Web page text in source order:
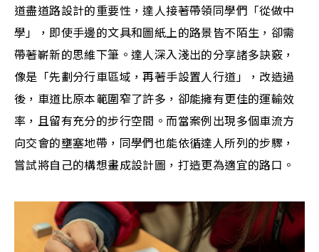
道盡道路設計的重要性，達人接著帶領同學們「從做中
學」，即使手邊的文具和圖紙上的路景皆不陌生，卻需
帶著嶄新的思維下筆。達人深入淺出的分享諸多訣竅，
像是「先劃分行車區域，再著手設置人行道」，改造過
後，車道比原本範圍窄了許多，卻能擁有更佳的運輸效
率，且留有充分的步行空間。而當案例出現多個車流方
向交會的壅塞地帶，同學們也能依循達人所列的步驟，
嘗試將自己的構想畫成設計圖，打造更為適宜的路口。